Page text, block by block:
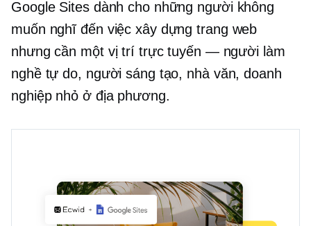
Google Sites dành cho những người không
muốn nghĩ đến việc xây dựng trang web
nhưng cần một vị trí trực tuyến — người làm
nghề tự do, người sáng tạo, nhà văn, doanh
nghiệp nhỏ ở địa phương.